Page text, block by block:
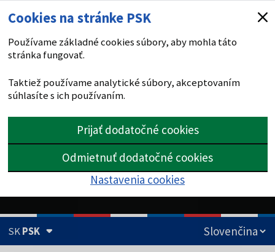
Cookies na stránke PSK
Používame základné cookies súbory, aby mohla táto
stránka fungovať.
Taktiež používame analytické súbory, akceptovaním
súhlasíte s ich používaním.
Prijať dodatočné cookies
Odmietnuť dodatočné cookies
Nastavenia cookies
SKPSK